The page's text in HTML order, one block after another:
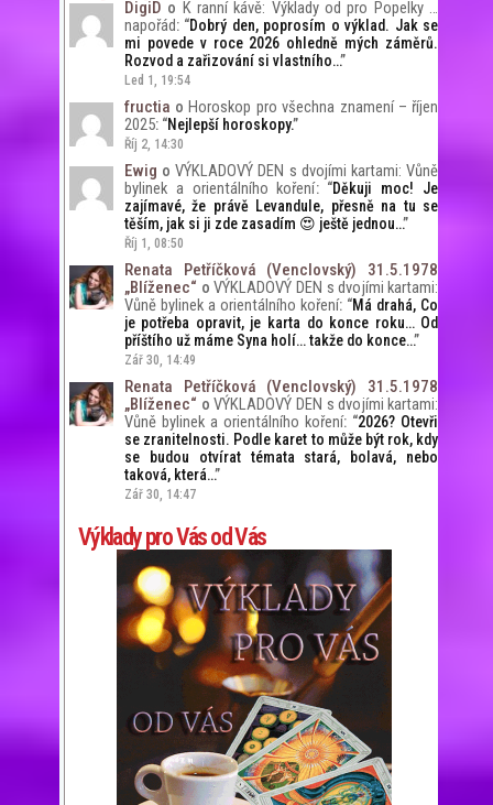
DigiD o K ranní kávě: Výklady od pro Popelky …
napořád: “Dobrý den, poprosím o výklad. Jak se
mi povede v roce 2026 ohledně mých záměrů.
Rozvod a zařizování si vlastního…”
Led 1, 19:54
fructia o Horoskop pro všechna znamení – říjen
2025: “Nejlepší horoskopy.”
Říj 2, 14:30
Ewig oVÝKLADOVÝ DEN s dvojími kartami: Vůně
bylinek a orientálního koření: “Děkuji moc! Je
zajímavé, že právě Levandule, přesně na tu se
těším, jak si ji zde zasadím 😍 ještě jednou…”
Říj 1, 08:50
Renata Petříčková (Venclovský) 31.5.1978
„Blíženec“ oVÝKLADOVÝ DEN s dvojími kartami:
Vůně bylinek a orientálního koření: “Má drahá, Co
je potřeba opravit, je karta do konce roku… Od
příštího už máme Syna holí… takže do konce…”
Zář 30, 14:49
Renata Petříčková (Venclovský) 31.5.1978
„Blíženec“ oVÝKLADOVÝ DEN s dvojími kartami:
Vůně bylinek a orientálního koření: “2026? Otevři
se zranitelnosti. Podle karet to může být rok, kdy
se budou otvírat témata stará, bolavá, nebo
taková, která…”
Zář 30, 14:47
Výklady pro Vás od Vás